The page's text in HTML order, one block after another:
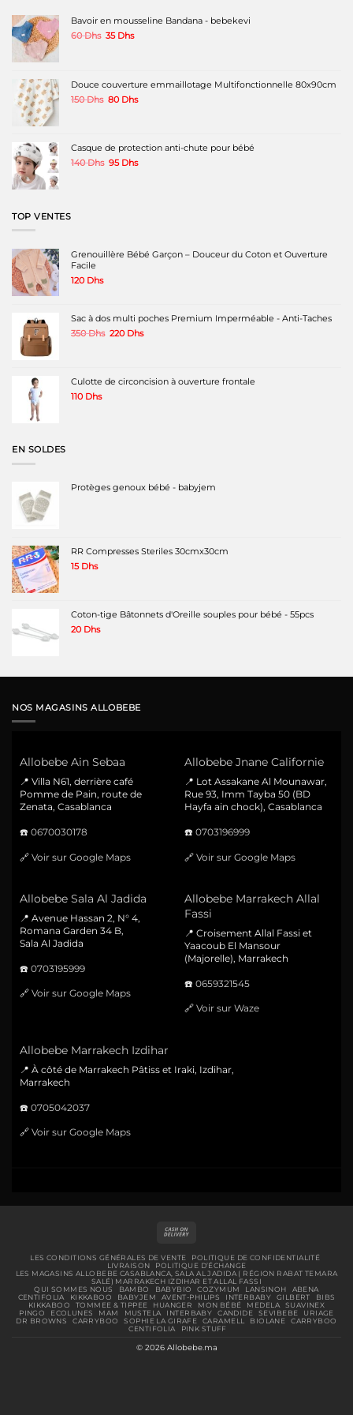
Bavoir en mousseline Bandana - bebekevi
60Dhs Le
35 DhsLe
Douce couverture emmaillotage Multifonctionnelle 80x90cm
150Dhs Le
150 Dhs.
80 DhsLe
80 Dhs.
Casque de protection anti-chute pour bébé
140Dhs Le
95 DhsLe
TOP VENTES
Grenouillère Bébé Garçon – Douceur du Coton et Ouverture
Facile
120 Dhs
Sac à dos multi poches Premium Imperméable - Anti-Taches
350Dhs Le
350 Dhs.
220 DhsLe
220 Dhs.
Culotte de circoncision à ouverture frontale
110 Dhs
EN SOLDES
Protèges genoux bébé - babyjem
RR Compresses Steriles 30cmx30cm
15 Dhs
Coton-tige Bâtonnets d'Oreille souples pour bébé - 55pcs
20 Dhs
NOS MAGASINS ALLOBEBE
Allobebe Ain Sebaa
📍 Villa N61, derrière café
Pomme de Pain, route de
Zenata, Casablanca
☎️ 0670030178
🔗 Voir sur Google Maps
Allobebe Jnane Californie
📍 Lot Assakane Al Mounawar,
Rue 93, Imm Tayba 50 (BD
Hayfa ain chock), Casablanca
☎️ 0703196999
🔗 Voir sur Google Maps
Allobebe Sala Al Jadida
📍 Avenue Hassan 2, N° 4,
Romana Garden 34 B,
Sala Al Jadida
☎️ 0703195999
🔗 Voir sur Google Maps
Allobebe Marrakech Allal
Fassi
📍 Croisement Allal Fassi et
Yaacoub El Mansour
(Majorelle), Marrakech
☎️ 0659321545
🔗 Voir sur Waze
Allobebe Marrakech Izdihar
📍 À côté de Marrakech Pâtiss et Iraki, Izdihar,
Marrakech
☎️ 0705042037
🔗 Voir sur Google Maps
Delivery
LES CONDITIONS GÉNÉRALES DE VENTE
POLITIQUE DE CONFIDENTIALITÉ
LIVRAISON
POLITIQUE D’ÉCHANGE
LES MAGASINS ALLOBEBE CASABLANCA, SALA AL JADIDA ( RÉGION RABAT TEMARA
SALÉ) MARRAKECH IZDIHAR ET ALLAL FASSI
QUI SOMMES NOUS
BAMBO BABYBIO COZYMUM LANSINOH
ABENA
CENTIFOLIA
KIKKABOO BABYJEM AVENT-PHILIPS INTERBABY GILBERT
BIBS
KIKKABOO
TOMMEE & TIPPEE HUANGER MON BÉBÉ MEDELA
SUAVINEX
PINGO
ECOLUNES MAM MUSTELA INTERBABY CANDIDE SEVIBEBE
URIAGE
DR BROWNS
CARRYBOO SOPHIE LA GIRAFE CARAMELL BIOLANE
CARRYBOO
CENTIFOLIA
PINK STUFF
© 2026 Allobebe.ma